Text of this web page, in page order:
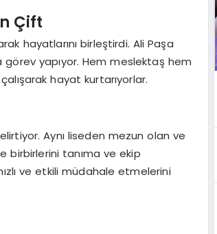
Çift
hayatlarını birleştirdi. Ali Paşa
görev yapıyor. Hem meslektaş hem
hayat kurtarıyorlar.
Aynı liseden mezun olan ve
birbirlerini tanıma ve ekip
ve etkili müdahale etmelerini